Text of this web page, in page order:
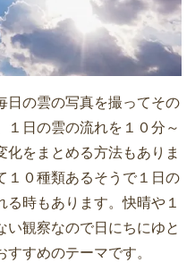
日の雲の写真を撮ってその
１日の雲の流れを１０分～
化をまとめる方法もありま
１０種類あるそうで１日の
時もあります。快晴や１
い観察なので日にちにゆと
すめのテーマです。